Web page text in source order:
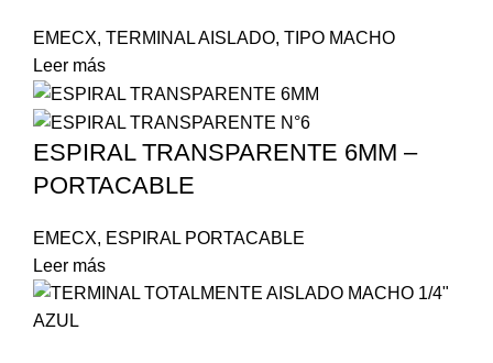
EMECX, TERMINAL AISLADO, TIPO MACHO
Leer más
ESPIRAL TRANSPARENTE 6MM –
PORTACABLE
EMECX, ESPIRAL PORTACABLE
Leer más